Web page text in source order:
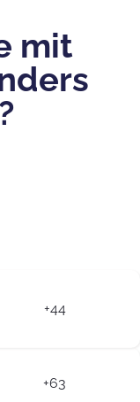
mit
+44
+63